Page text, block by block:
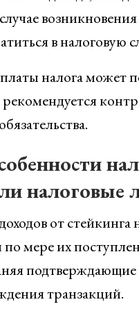
в налоговую
налога может
налоговые
от
по мере их
транзакций.